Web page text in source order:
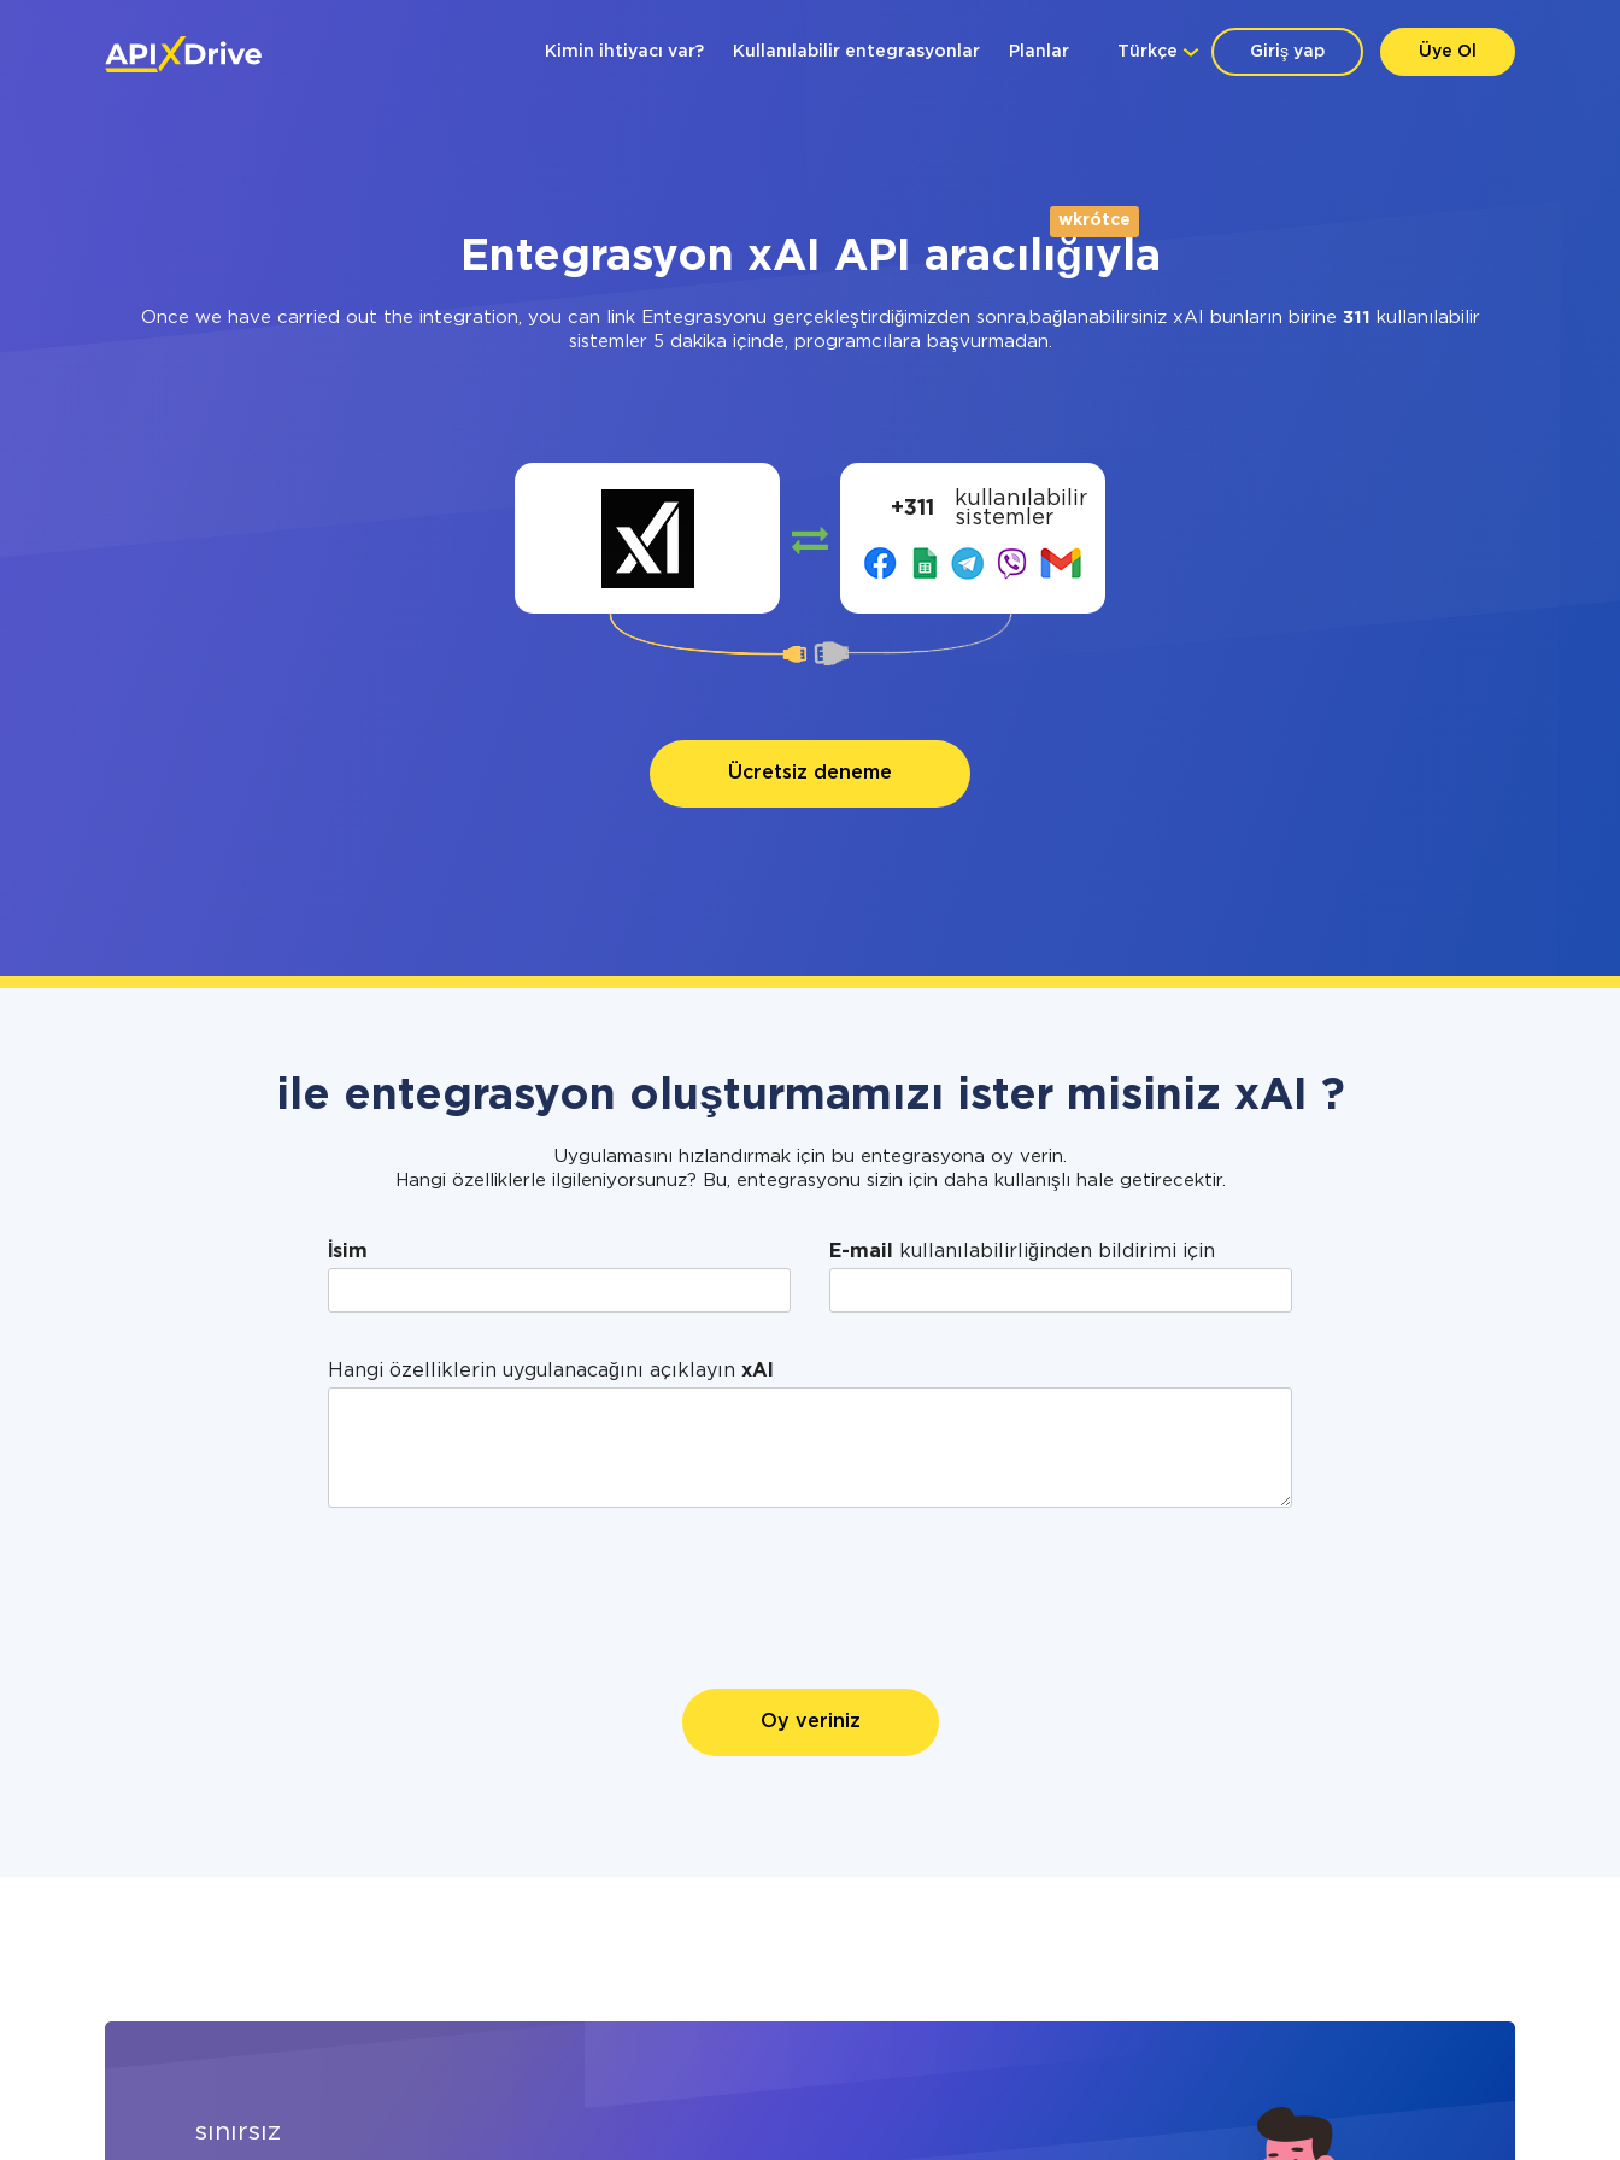
Giriş yap Üye Ol
Türkçe
Kimin ihtiyacı var? Kullanılabilir entegrasyonlar Planlar
wkrótce
Entegrasyon xAI API aracılığıyla
Once we have carried out the integration, you can link Entegrasyonu gerçekleştirdiğimizden sonra,bağlanabilirsiniz xAI bunların birine 311
kullanılabilir
sistemler 5 dakika içinde, programcılara başvurmadan.
+311
kullanılabilir
sistemler
Ücretsiz deneme
ile entegrasyon oluşturmamızı ister misiniz xAI ?
Uygulamasını hızlandırmak için bu entegrasyona oy verin.
Hangi özelliklerle ilgileniyorsunuz? Bu, entegrasyonu sizin için daha kullanışlı hale getirecektir.
İsim E-mail kullanılabilirliğinden bildirimi için
Hangi özelliklerin uygulanacağını açıklayın xAI
Oy veriniz
sınırsız